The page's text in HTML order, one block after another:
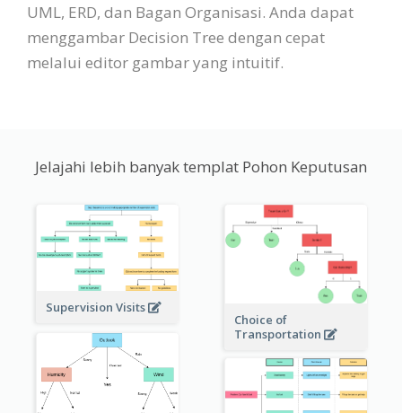
UML, ERD, dan Bagan Organisasi. Anda dapat
menggambar Decision Tree dengan cepat
melalui editor gambar yang intuitif.
Jelajahi lebih banyak templat Pohon Keputusan
Supervision Visits
Choice of
Transportation